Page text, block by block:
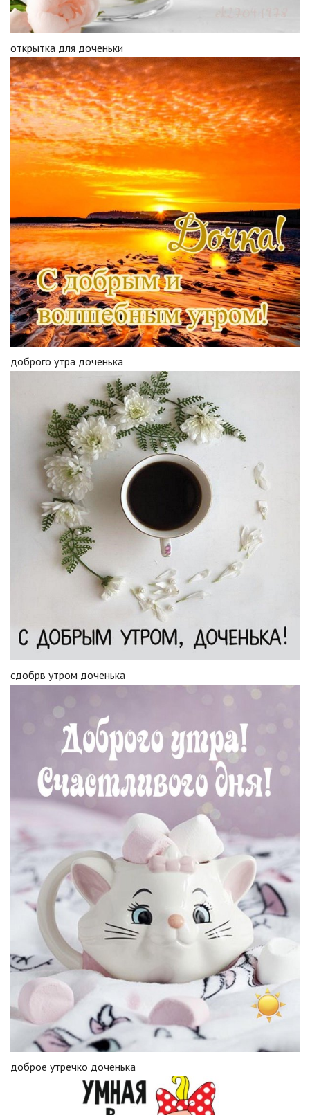
открытка для доченьки
доброго утра доченька
сдобрв утром доченька
доброе утречко доченька